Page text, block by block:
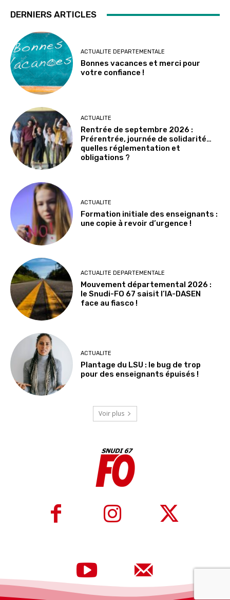
DERNIERS ARTICLES
ACTUALITE DEPARTEMENTALE
Bonnes vacances et merci pour
votre confiance !
ACTUALITE
Rentrée de septembre 2026 :
Prérentrée, journée de solidarité…
quelles réglementation et
obligations ?
ACTUALITE
Formation initiale des enseignants :
une copie à revoir d’urgence !
ACTUALITE DEPARTEMENTALE
Mouvement départemental 2026 :
le Snudi-FO 67 saisit l’IA-DASEN
face au fiasco !
ACTUALITE
Plantage du LSU : le bug de trop
pour des enseignants épuisés !
Voir plus